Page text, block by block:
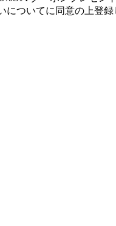
についてに同意の上登